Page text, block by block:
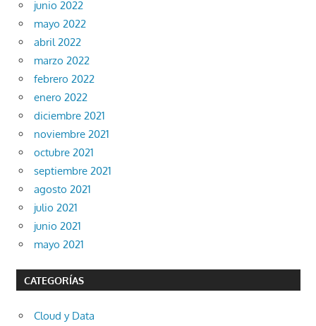
junio 2022
mayo 2022
abril 2022
marzo 2022
febrero 2022
enero 2022
diciembre 2021
noviembre 2021
octubre 2021
septiembre 2021
agosto 2021
julio 2021
junio 2021
mayo 2021
CATEGORÍAS
Cloud y Data